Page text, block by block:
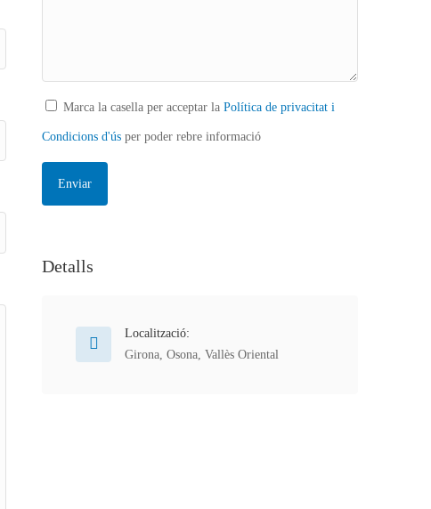
Marca la casella per acceptar la Política de privacitat i
Condicions d'ús per poder rebre informació
Detalls
Localització:
Girona, Osona, Vallès Oriental